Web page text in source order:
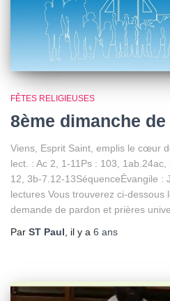
FÊTES RELIGIEUSES
8ème dimanche
Viens, Esprit Saint, emplis le cœur
lect. : Ac 2, 1-11Ps : 103,
12, 3b-7.12-13SéquenceÉvangile
lectures Vous trouverez ci-dessous
demande de pardon et prières
Par ST Paul , il y a 6 ans